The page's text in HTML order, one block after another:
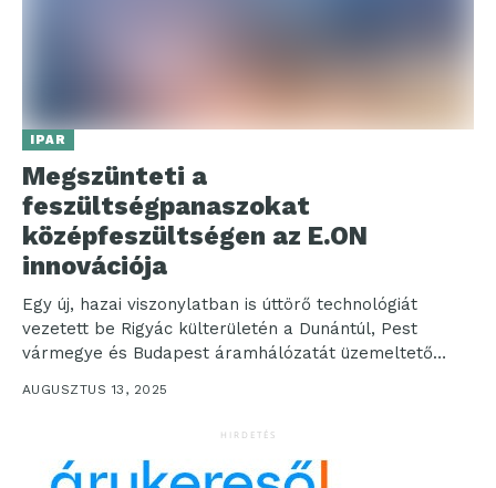
IPAR
Megszünteti a
feszültségpanaszokat
középfeszültségen az E.ON
innovációja
Egy új, hazai viszonylatban is úttörő technológiát
vezetett be Rigyác külterületén a Dunántúl, Pest
vármegye és Budapest áramhálózatát üzemeltető
AUGUSZTUS 13, 2025
HIRDETÉS